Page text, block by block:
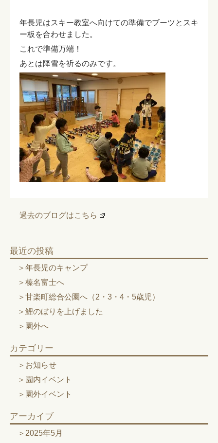
年長児はスキー教室へ向けての準備でブーツとスキ
ー板を合わせました。
これで準備万端！
あとは降雪を祈るのみです。
過去のブログはこちら
最近の投稿
年長児のキャンプ
榛名富士へ
甘楽町総合公園へ（2・3・4・5歳児）
鯉のぼりを上げました
園外へ
カテゴリー
お知らせ
園内イベント
園外イベント
アーカイブ
2025年5月